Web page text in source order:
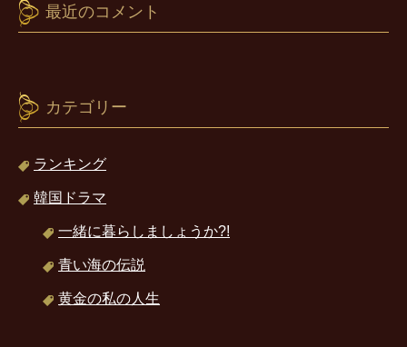
最近のコメント
カテゴリー
ランキング
韓国ドラマ
一緒に暮らしましょうか?!
青い海の伝説
黄金の私の人生